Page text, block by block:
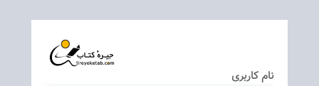
نام كاربری